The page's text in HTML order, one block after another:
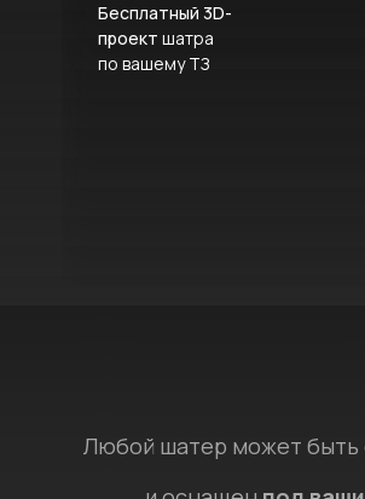
Бесплатный 3D-
проект шатра
по вашему ТЗ
Любой шатер может быть